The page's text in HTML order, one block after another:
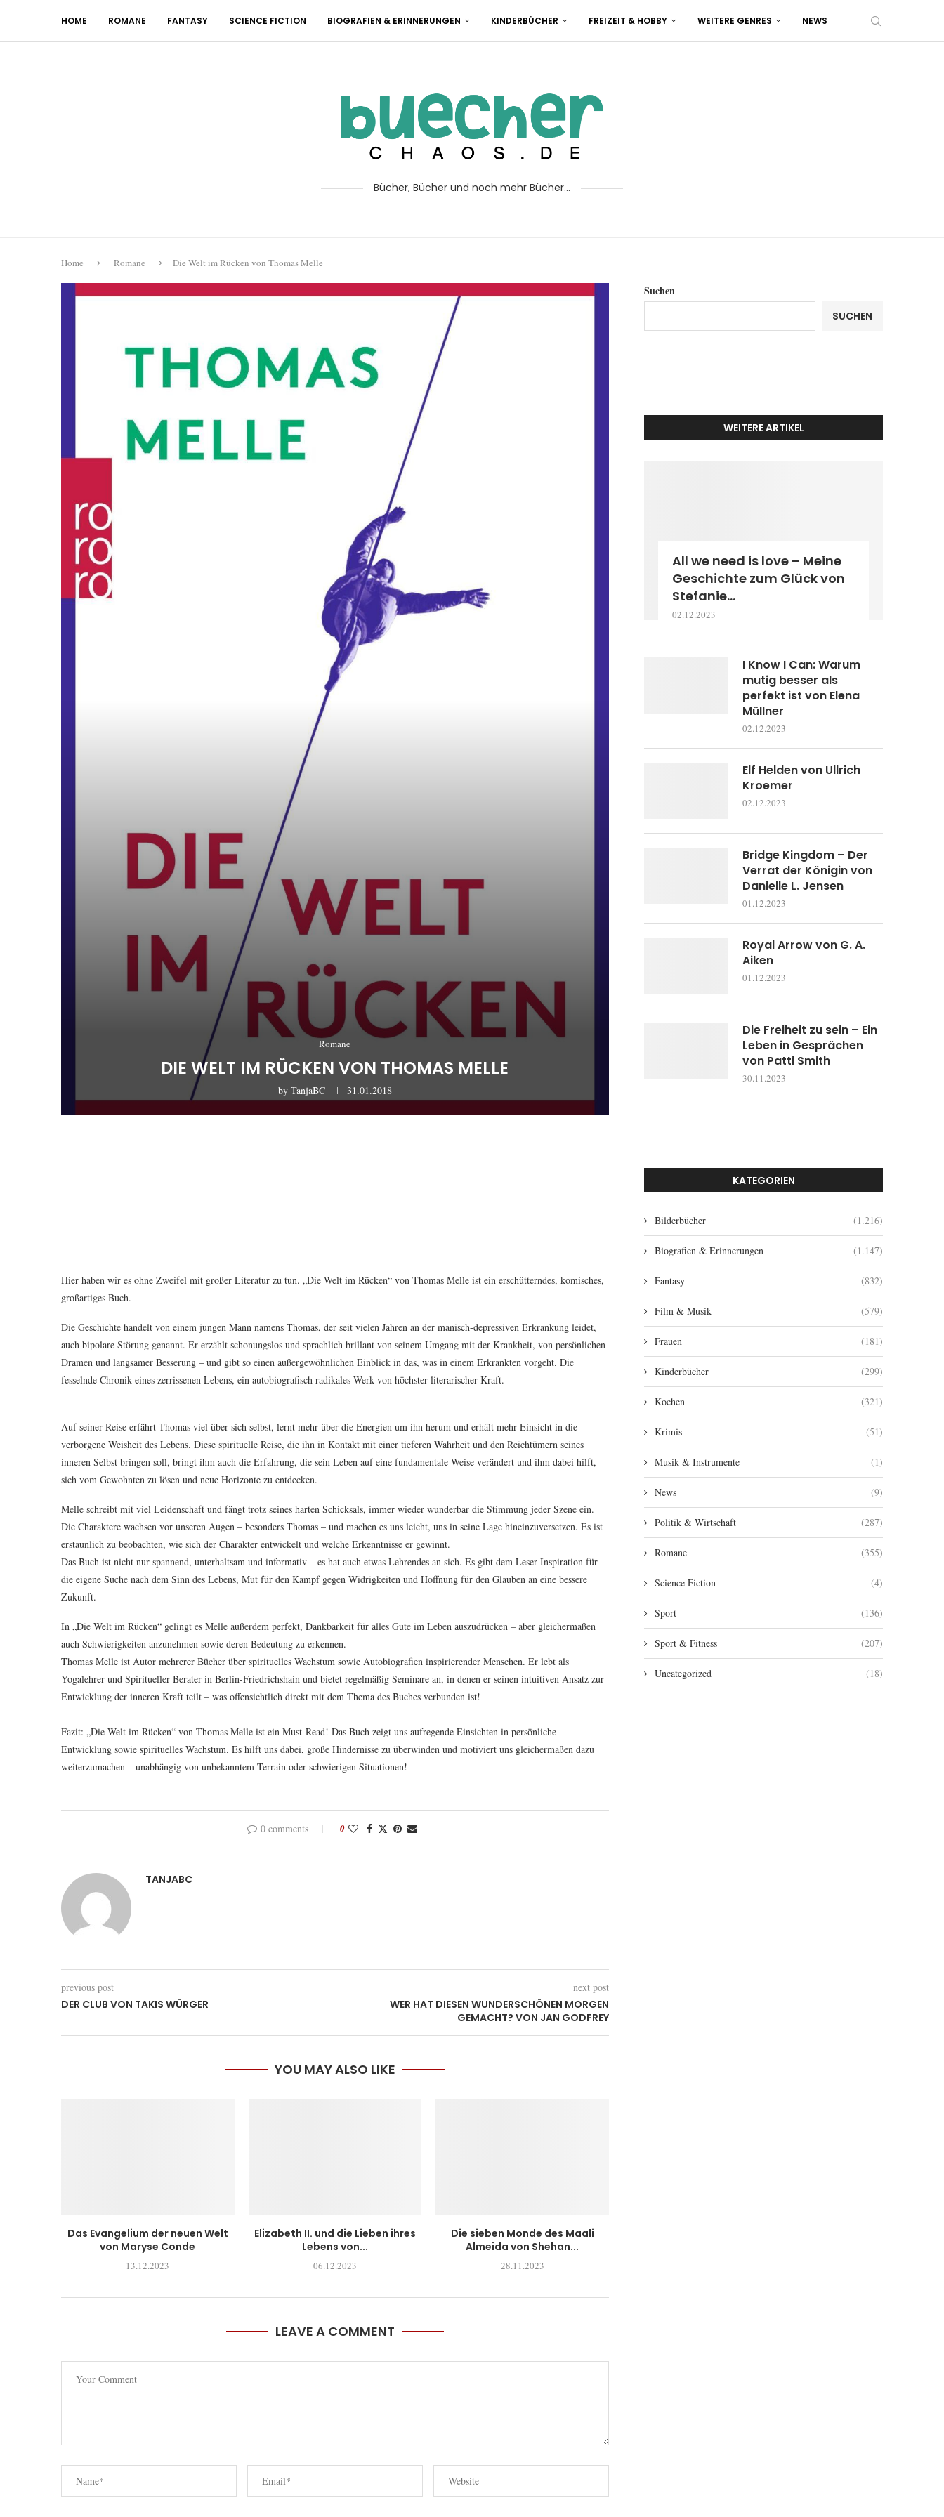
HOME ROMANE FANTASY SCIENCE FICTION BIOGRAFIEN & ERINNERUNGEN KINDERBÜCHER FREIZEIT & HOBBY WEITERE GENRES NEWS
Bücher, Bücher und noch mehr Bücher...
Home Romane Die Welt im Rücken von Thomas Melle
Romane
DIE WELT IM RÜCKEN VON THOMAS MELLE
by TanjaBC 31.01.2018
Hier haben wir es ohne Zweifel mit großer Literatur zu tun. „Die Welt im Rücken“ von Thomas Melle ist ein erschütterndes, komisches,
großartiges Buch.
Die Geschichte handelt von einem jungen Mann namens Thomas, der seit vielen Jahren an der manisch-depressiven Erkrankung leidet,
auch bipolare Störung genannt. Er erzählt schonungslos und sprachlich brillant von seinem Umgang mit der Krankheit, von persönlichen
Dramen und langsamer Besserung – und gibt so einen außergewöhnlichen Einblick in das, was in einem Erkrankten vorgeht. Die
fesselnde Chronik eines zerrissenen Lebens, ein autobiografisch radikales Werk von höchster literarischer Kraft.
Auf seiner Reise erfährt Thomas viel über sich selbst, lernt mehr über die Energien um ihn herum und erhält mehr Einsicht in die
verborgene Weisheit des Lebens. Diese spirituelle Reise, die ihn in Kontakt mit einer tieferen Wahrheit und den Reichtümern seines
inneren Selbst bringen soll, bringt ihm auch die Erfahrung, die sein Leben auf eine fundamentale Weise verändert und ihm dabei hilft,
sich vom Gewohnten zu lösen und neue Horizonte zu entdecken.
Melle schreibt mit viel Leidenschaft und fängt trotz seines harten Schicksals, immer wieder wunderbar die Stimmung jeder Szene ein.
Die Charaktere wachsen vor unseren Augen – besonders Thomas – und machen es uns leicht, uns in seine Lage hineinzuversetzen. Es ist
erstaunlich zu beobachten, wie sich der Charakter entwickelt und welche Erkenntnisse er gewinnt.
Das Buch ist nicht nur spannend, unterhaltsam und informativ – es hat auch etwas Lehrendes an sich. Es gibt dem Leser Inspiration für
die eigene Suche nach dem Sinn des Lebens, Mut für den Kampf gegen Widrigkeiten und Hoffnung für den Glauben an eine bessere
Zukunft.
In „Die Welt im Rücken“ gelingt es Melle außerdem perfekt, Dankbarkeit für alles Gute im Leben auszudrücken – aber gleichermaßen
auch Schwierigkeiten anzunehmen sowie deren Bedeutung zu erkennen.
Thomas Melle ist Autor mehrerer Bücher über spirituelles Wachstum sowie Autobiografien inspirierender Menschen. Er lebt als
Yogalehrer und Spiritueller Berater in Berlin-Friedrichshain und bietet regelmäßig Seminare an, in denen er seinen intuitiven Ansatz zur
Entwicklung der inneren Kraft teilt – was offensichtlich direkt mit dem Thema des Buches verbunden ist!
Fazit: „Die Welt im Rücken“ von Thomas Melle ist ein Must-Read! Das Buch zeigt uns aufregende Einsichten in persönliche
Entwicklung sowie spirituelles Wachstum. Es hilft uns dabei, große Hindernisse zu überwinden und motiviert uns gleichermaßen dazu
weiterzumachen – unabhängig von unbekanntem Terrain oder schwierigen Situationen!
0 comments 0
TANJABC
previous post
DER CLUB VON TAKIS WÜRGER
next post
WER HAT DIESEN WUNDERSCHÖNEN MORGEN
GEMACHT? VON JAN GODFREY
YOU MAY ALSO LIKE
Das Evangelium der neuen Welt
von Maryse Conde
13.12.2023
Elizabeth II. und die Lieben ihres
Lebens von...
06.12.2023
Die sieben Monde des Maali
Almeida von Shehan...
28.11.2023
LEAVE A COMMENT
Suchen
SUCHEN
WEITERE ARTIKEL
All we need is love – Meine
Geschichte zum Glück von
Stefanie...
02.12.2023
I Know I Can: Warum
mutig besser als
perfekt ist von Elena
Müllner
02.12.2023
Elf Helden von Ullrich
Kroemer
02.12.2023
Bridge Kingdom – Der
Verrat der Königin von
Danielle L. Jensen
01.12.2023
Royal Arrow von G. A.
Aiken
01.12.2023
Die Freiheit zu sein – Ein
Leben in Gesprächen
von Patti Smith
30.11.2023
KATEGORIEN
Bilderbücher (1.216)
Biografien & Erinnerungen (1.147)
Fantasy (832)
Film & Musik (579)
Frauen (181)
Kinderbücher (299)
Kochen (321)
Krimis (51)
Musik & Instrumente (1)
News (9)
Politik & Wirtschaft (287)
Romane (355)
Science Fiction (4)
Sport (136)
Sport & Fitness (207)
Uncategorized (18)